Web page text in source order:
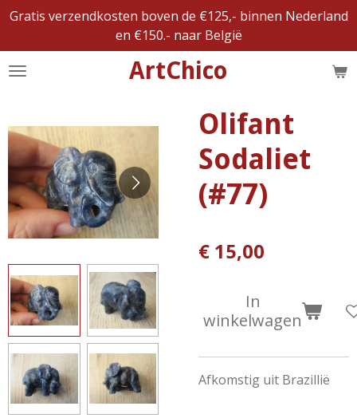
Ga
naar
de
ArtChico
Gratis verzendkosten boven de €125,- binnen Nederland
en €150.- naar België
Olifant
Sodaliet
(#77)
€ 15,00
In
winkelwagen
Afkomstig uit Brazillië